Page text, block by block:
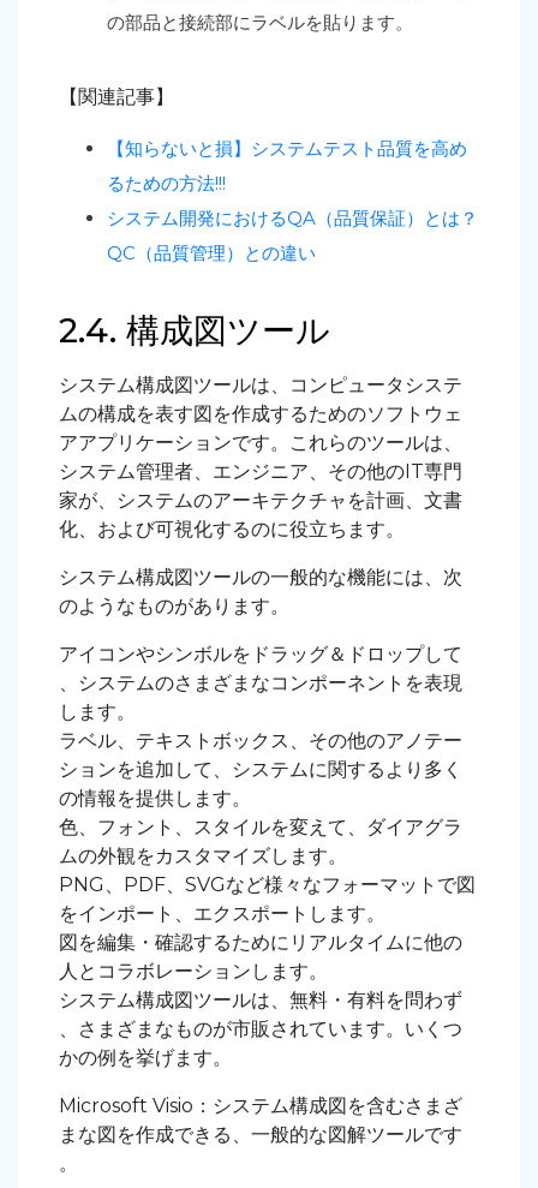
の部品と接続部にラベルを貼ります。
【関連記事】
【知らないと損】システムテスト品質を高め
るための方法!!!
システム開発におけるQA（品質保証）とは？
QC（品質管理）との違い
2.4. 構成図ツール
システム構成図ツールは、コンピュータシステ
ムの構成を表す図を作成するためのソフトウェ
アアプリケーションです。これらのツールは、
システム管理者、エンジニア、その他のIT専門
家が、システムのアーキテクチャを計画、文書
化、および可視化するのに役立ちます。
システム構成図ツールの一般的な機能には、次
のようなものがあります。
アイコンやシンボルをドラッグ＆ドロップして
、システムのさまざまなコンポーネントを表現
します。
ラベル、テキストボックス、その他のアノテー
ションを追加して、システムに関するより多く
の情報を提供します。
色、フォント、スタイルを変えて、ダイアグラ
ムの外観をカスタマイズします。
PNG、PDF、SVGなど様々なフォーマットで図
をインポート、エクスポートします。
図を編集・確認するためにリアルタイムに他の
人とコラボレーションします。
システム構成図ツールは、無料・有料を問わず
、さまざまなものが市販されています。いくつ
かの例を挙げます。
Microsoft Visio：システム構成図を含むさまざ
まな図を作成できる、一般的な図解ツールです
。